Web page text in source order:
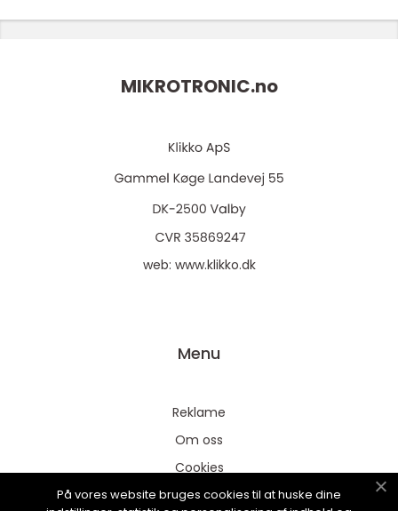
MIKROTRONIC.no
web: www.klikko.dk
Menu
Reklame
Om oss
Cookies
Kontakt Oss
På vores website bruges cookies til at huske dine